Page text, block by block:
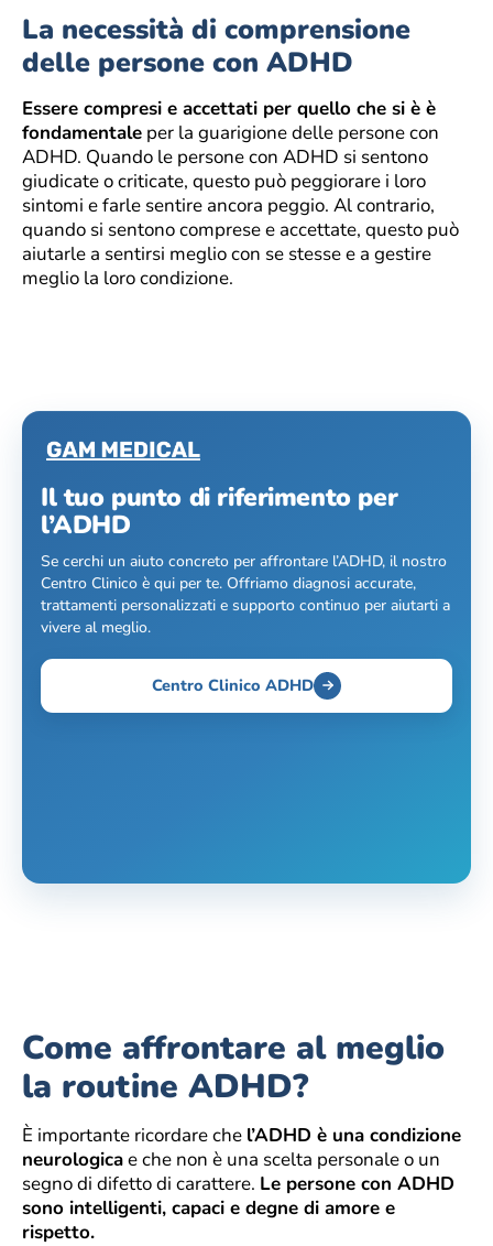
La necessità di comprensione
delle persone con ADHD
Essere compresi e accettati per quello che si è è
fondamentale per la guarigione delle persone con
ADHD. Quando le persone con ADHD si sentono
giudicate o criticate, questo può peggiorare i loro
sintomi e farle sentire ancora peggio. Al contrario,
quando si sentono comprese e accettate, questo può
aiutarle a sentirsi meglio con se stesse e a gestire
meglio la loro condizione.
Il tuo punto di riferimento per
l’ADHD
Se cerchi un aiuto concreto per affrontare l’ADHD, il nostro
Centro Clinico è qui per te. Offriamo diagnosi accurate,
trattamenti personalizzati e supporto continuo per aiutarti a
vivere al meglio.
Centro Clinico ADHD
Come affrontare al meglio
la routine ADHD?
È importante ricordare che l’ADHD è una condizione
neurologicae che non è una scelta personale o un
segno di difetto di carattere. Le persone con ADHD
sono intelligenti, capaci e degne di amore e
rispetto.